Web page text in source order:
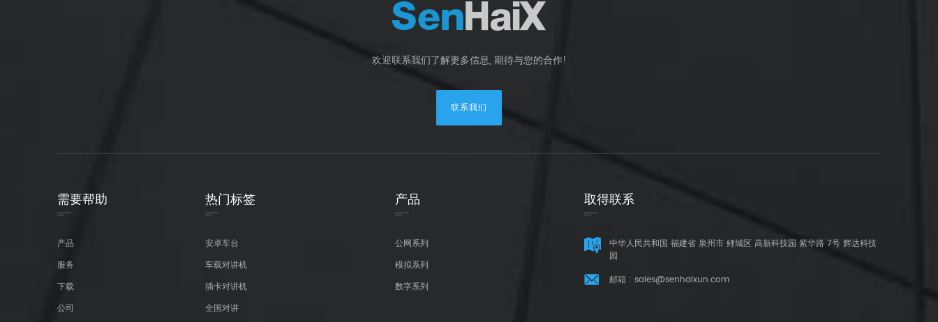
欢迎联系我们了解更多信息, 期待与您的合作!
联系我们
需要帮助
产品
服务
下载
公司
热门标签
安卓车台
车载对讲机
插卡对讲机
全国对讲
产品
公网系列
模拟系列
数字系列
取得联系
中华人民共和国 福建省 泉州市 鲤城区 高新科技园 紫华路 7号 辉达科技
园
邮箱 :sales@senhaixun.com